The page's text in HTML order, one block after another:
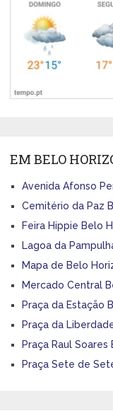
EM BELO
Avenida Afonso
Cemitério da Paz
Feira Hippie Belo
Lagoa da
Mapa de Belo
Mercado Central
Praça da Estação
Praça da
Praça Raul
Praça Sete de